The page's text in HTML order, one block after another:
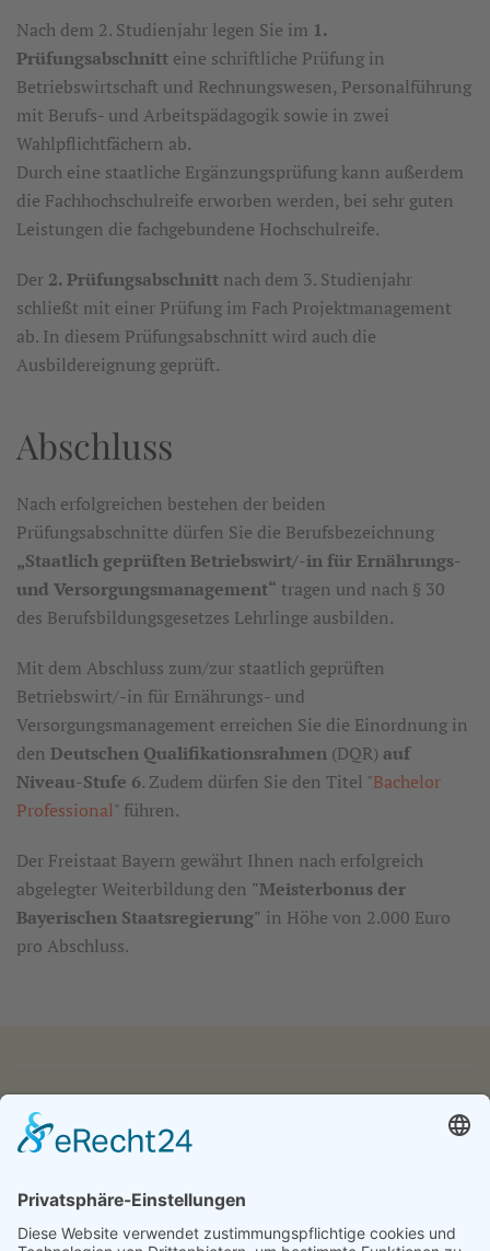
Nach dem 2. Studienjahr legen Sie im 1.
Prüfungsabschnitt eine schriftliche Prüfung in
Betriebswirtschaft und Rechnungswesen, Personalführung
mit Berufs- und Arbeitspädagogik sowie in zwei
Wahlpflichtfächern ab.
Durch eine staatliche Ergänzungsprüfung kann außerdem
die Fachhochschulreife erworben werden, bei sehr guten
Leistungen die fachgebundene Hochschulreife.
Der 2. Prüfungsabschnitt nach dem 3. Studienjahr
schließt mit einer Prüfung im Fach Projektmanagement
ab. In diesem Prüfungsabschnitt wird auch die
Ausbildereignung geprüft.
Abschluss
Nach erfolgreichen bestehen der beiden
Prüfungsabschnitte dürfen Sie die Berufsbezeichnung
„Staatlich geprüften Betriebswirt/-in für Ernährungs-
und Versorgungsmanagement“ tragen und nach § 30
des Berufsbildungsgesetzes Lehrlinge ausbilden.
Mit dem Abschluss zum/zur staatlich geprüften
Betriebswirt/-in für Ernährungs- und
Versorgungsmanagement erreichen Sie die Einordnung in
den Deutschen Qualifikationsrahmen (DQR) auf
Niveau-Stufe 6. Zudem dürfen Sie den Titel "Bachelor
Professional" führen.
Der Freistaat Bayern gewährt Ihnen nach erfolgreich
abgelegter Weiterbildung den "Meisterbonus der
Bayerischen Staatsregierung" in Höhe von 2.000 Euro
pro Abschluss.
IMPRESSUM
KONTAKT & ANFAHRT
© 2024 - Alice Bendix - Berufliches Schulzentrum der
Stadt München